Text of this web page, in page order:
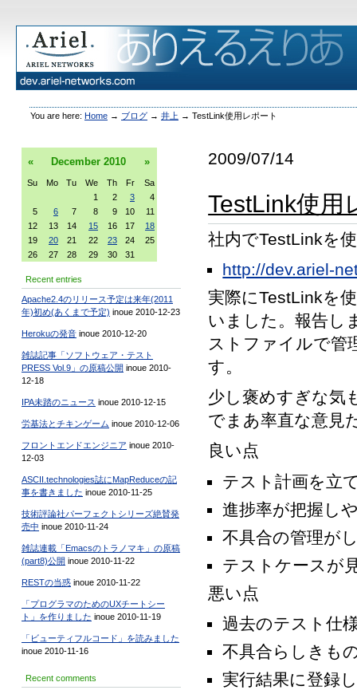
You are here: Home → ブログ → 井上 → TestLink使用レポート
« December 2010 »
Su Mo Tu We Th Fr
Sa
1
2 3
4
5
6 7 8 9 10
11
12
13 14 15 16 17
18
19
20 21 22 23 24
25
26
27 28 29 30 31
Recent entries
Apache2.4のリリース予定は来年(2011
年)初め(あくまで予定) inoue 2010-12-23
Herokuの発音 inoue 2010-12-20
雑誌記事「ソフトウェア・テスト
PRESS Vol.9」の原稿公開 inoue 2010-
12-18
IPA未踏のニュース inoue 2010-12-15
労基法とチキンゲーム inoue 2010-12-06
フロントエンドエンジニア inoue 2010-
12-03
ASCII.technologies誌にMapReduceの記
事を書きました inoue 2010-11-25
技術評論社パーフェクトシリーズ絶賛発
売中 inoue 2010-11-24
雑誌連載「Emacsのトラノマキ」の原稿
(part8)公開 inoue 2010-11-22
RESTの当惑 inoue 2010-11-22
「プログラマのためのUXチートシー
ト」を作りました inoue 2010-11-19
「ビューティフルコード」を読みました
inoue 2010-11-16
Recent comments
2009/07/14
TestLink使用
社内でTestLinkを
http://dev.ariel-
実際にTestLinkを
いました。報告し
ストファイルで管
す。
少し褒めすぎな気
でまあ率直な意見
良い点
テスト計画を立
進捗率が把握し
不具合の管理が
テストケースが
悪い点
過去のテスト仕
不具合らしきも
実行結果に登録